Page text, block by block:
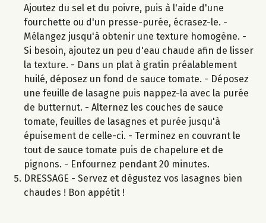
Ajoutez du sel et du poivre, puis à l'aide d'une
fourchette ou d'un presse-purée, écrasez-le. -
Mélangez jusqu'à obtenir une texture homogène. -
Si besoin, ajoutez un peu d'eau chaude afin de lisser
la texture. - Dans un plat à gratin préalablement
huilé, déposez un fond de sauce tomate. - Déposez
une feuille de lasagne puis nappez-la avec la purée
de butternut. - Alternez les couches de sauce
tomate, feuilles de lasagnes et purée jusqu'à
épuisement de celle-ci. - Terminez en couvrant le
tout de sauce tomate puis de chapelure et de
pignons. - Enfournez pendant 20 minutes.
DRESSAGE - Servez et dégustez vos lasagnes bien
chaudes ! Bon appétit !